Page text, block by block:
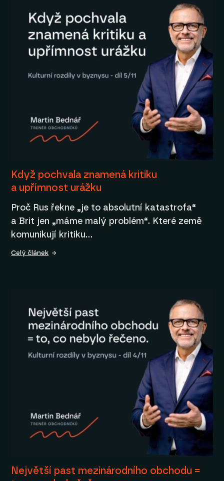
Když pochvala znamená kritiku
a upřímnost urážku
Proč Rus řekne „je to absolutní katastrofa“
a Brit jen „máme malý problém“. Které země
komunikují kritiku…
Celý článek
Největší past mezinárodního obchodu =